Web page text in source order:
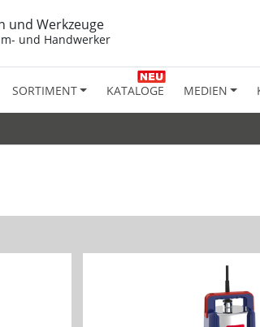
und Werkzeuge
und Handwerker
SORTIMENT KATALOGE MEDIEN